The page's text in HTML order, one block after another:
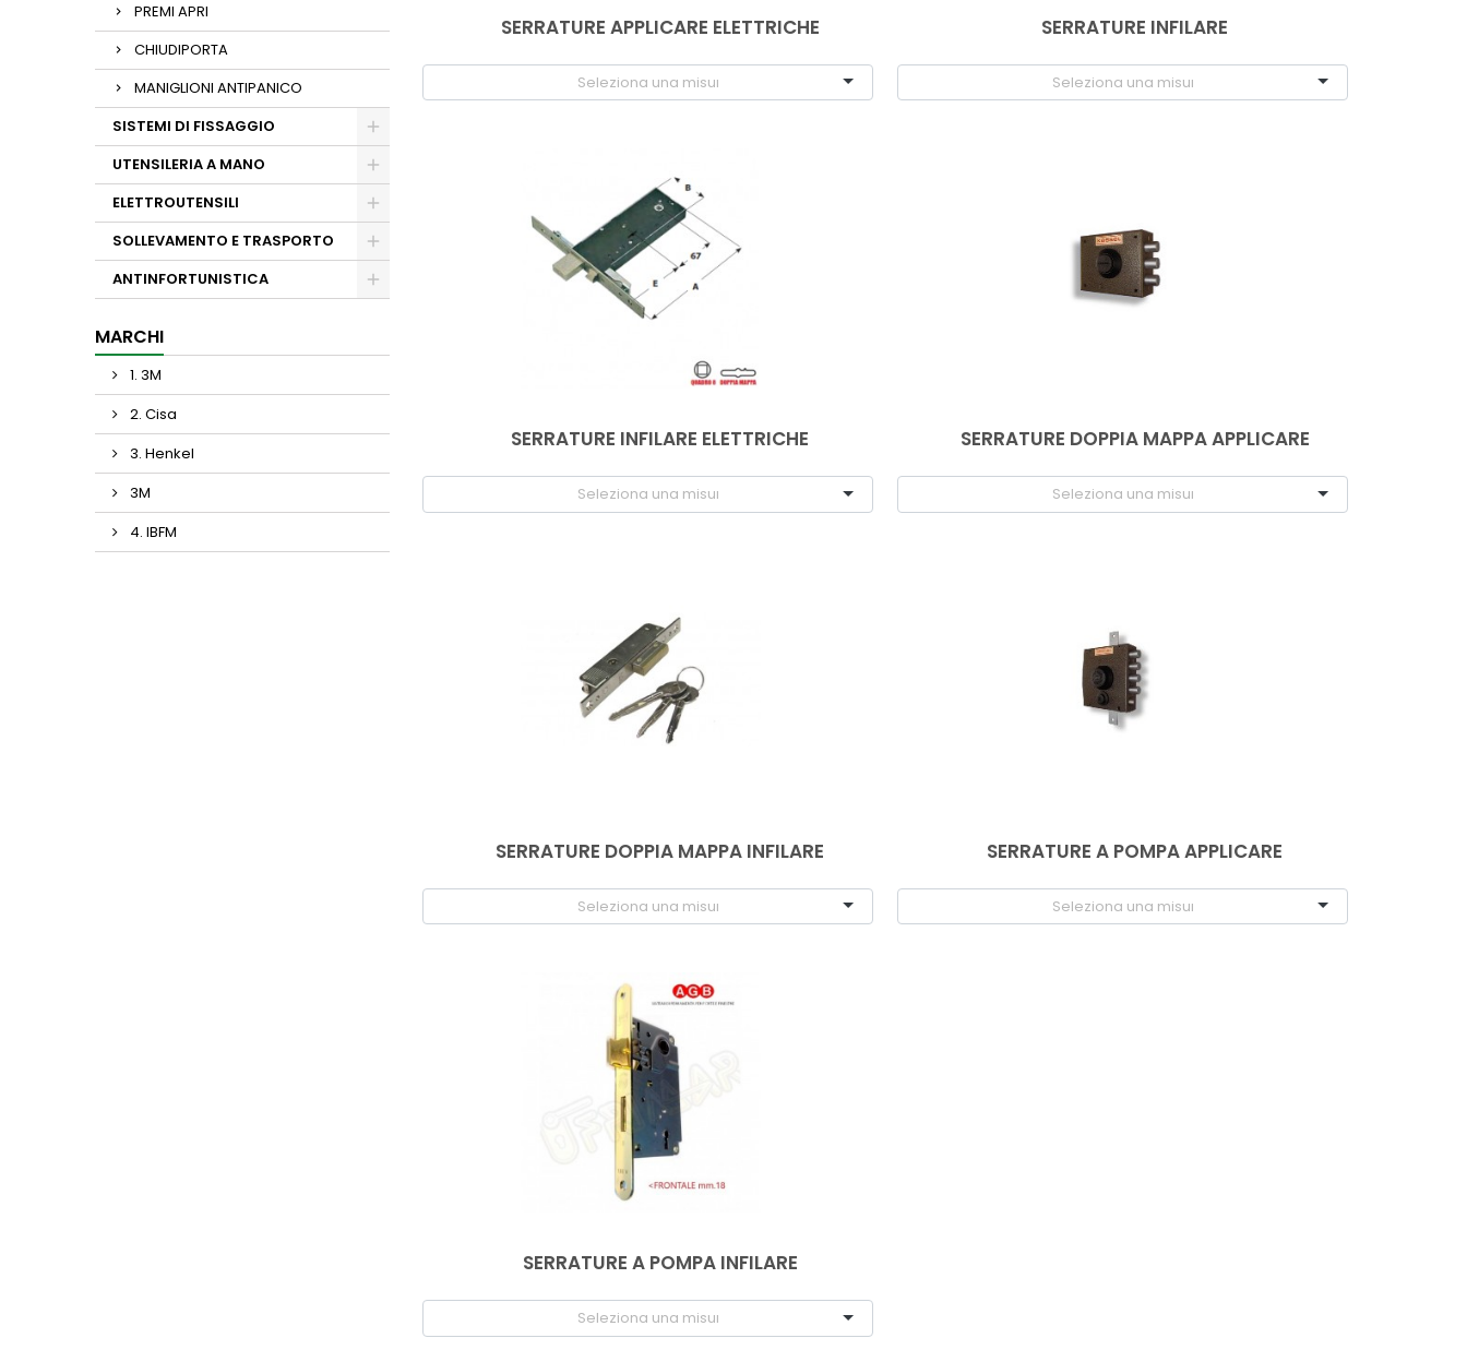
PREMI APRI
CHIUDIPORTA
MANIGLIONI ANTIPANICO
SISTEMI DI FISSAGGIO
UTENSILERIA A MANO
ELETTROUTENSILI
SOLLEVAMENTO E TRASPORTO
ANTINFORTUNISTICA
MARCHI
1. 3M
2. Cisa
3. Henkel
3M
4. IBFM
SERRATURE APPLICARE ELETTRICHE SERRATURE INFILARE
SERRATURE INFILARE ELETTRICHE SERRATURE DOPPIA MAPPA APPLICARE
SERRATURE DOPPIA MAPPA INFILARE SERRATURE A POMPA APPLICARE
SERRATURE A POMPA INFILARE